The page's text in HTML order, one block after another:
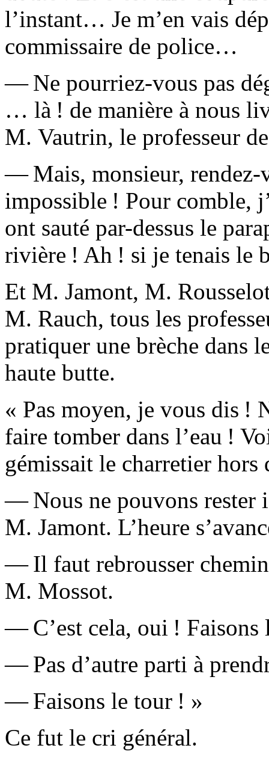
l’instant… Je m’en vais
commissaire de police…
— Ne pourriez-vous pas
… là ! de manière à nous
M. Vautrin, le professeur
— Mais, monsieur,
impossible ! Pour comble,
ont sauté par-dessus le
rivière ! Ah ! si je tenais le
Et M. Jamont, M.
M. Rauch, tous les
pratiquer une brèche dans
haute butte.
« Pas moyen, je vous dis !
faire tomber dans l’eau !
gémissait le charretier
— Nous ne pouvons rester
M. Jamont. L’heure
— Il faut rebrousser
M. Mossot.
— C’est cela, oui ! Faisons
— Pas d’autre parti à
— Faisons le tour ! »
Ce fut le cri général.